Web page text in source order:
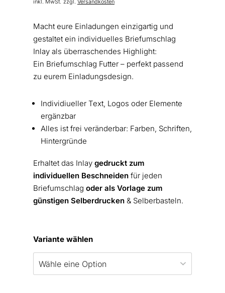
inkl. MwSt. zzgl. Versandkosten
Macht eure Einladungen einzigartig und
gestaltet ein individuelles Briefumschlag
Inlay als überraschendes Highlight:
Ein Briefumschlag Futter – perfekt passend
zu eurem Einladungsdesign.
Individiueller Text, Logos oder Elemente
ergänzbar
Alles ist frei veränderbar: Farben, Schriften,
Hintergründe
Erhaltet das Inlay gedruckt zum
individuellen Beschneidenfür jeden
Briefumschlag oder als Vorlage zum
günstigen Selberdrucken& Selberbasteln.
Variante wählen